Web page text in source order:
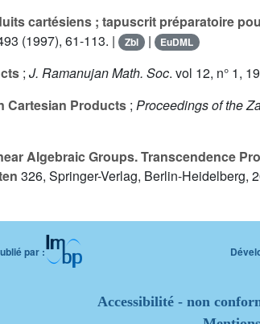
cartésiens ; tapuscrit préparatoire
(1997), 61-113. | Zbl | EuDML
; J. Ramanujan Math. Soc. vol 12, n° 1,
Cartesian Products ; Proceedings of the
Algebraic Groups. Transcendence
326, Springer-Verlag, Berlin-Heidelberg,
par :
Accessibilité - non